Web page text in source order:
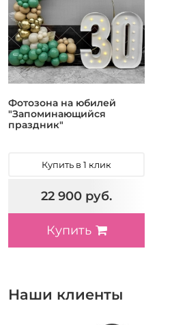
Фотозона на юбилей
"Запоминающийся
праздник"
Купить в 1 клик
22 900 руб.
Купить
Наши клиенты